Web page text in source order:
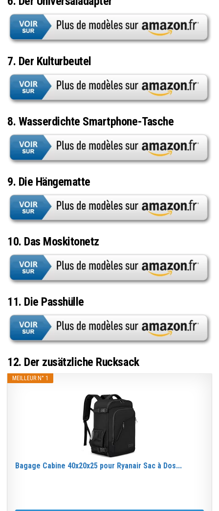
7. Der Kulturbeutel
8. Wasserdichte Smartphone-Tasche
9. Die Hängematte
10. Das Moskitonetz
11. Die Passhülle
12. Der zusätzliche Rucksack
MEILLEUR N° 1
Bagage Cabine 40x20x25 pour Ryanair Sac à Dos...